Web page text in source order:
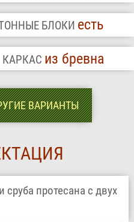
БЛОКИ есть
из бревна
ВАРИАНТЫ
сруба протесана с двух